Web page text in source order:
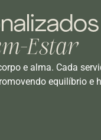
Estar
e alma. Cada
equilíbrio e